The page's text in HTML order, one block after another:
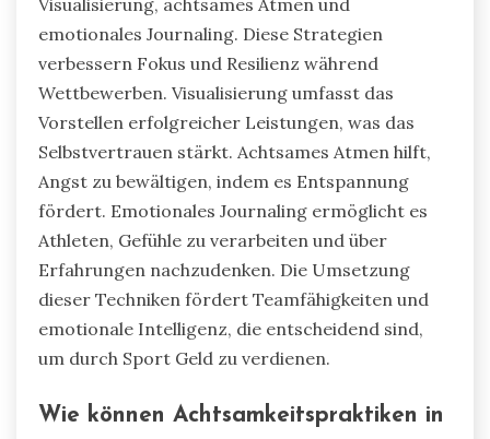
Visualisierung, achtsames Atmen und
emotionales Journaling. Diese Strategien
verbessern Fokus und Resilienz während
Wettbewerben. Visualisierung umfasst das
Vorstellen erfolgreicher Leistungen, was das
Selbstvertrauen stärkt. Achtsames Atmen hilft,
Angst zu bewältigen, indem es Entspannung
fördert. Emotionales Journaling ermöglicht es
Athleten, Gefühle zu verarbeiten und über
Erfahrungen nachzudenken. Die Umsetzung
dieser Techniken fördert Teamfähigkeiten und
emotionale Intelligenz, die entscheidend sind,
um durch Sport Geld zu verdienen.
Wie können Achtsamkeitspraktiken in